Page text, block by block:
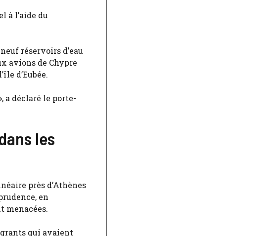
à l’aide du
réservoirs d’eau
avions de Chypre
d’Eubée.
a déclaré le porte-
les
près d’Athènes
en
menacées.
qui avaient